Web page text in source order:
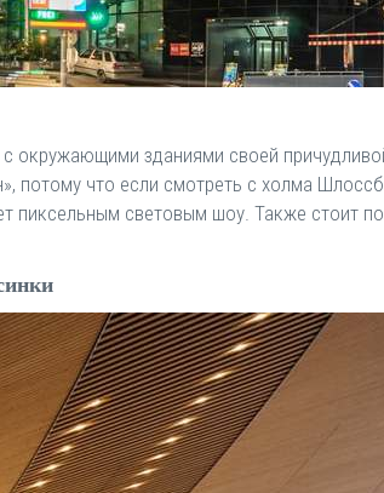
с окружающими зданиями своей
потому что если смотреть с холма
пиксельным световым шоу. Также стоит